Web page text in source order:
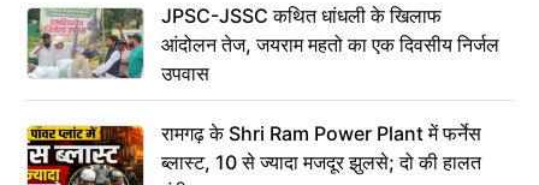
JPSC-JSSC कथित धांधली के खिलाफ
आंदोलन तेज, जयराम महतो का एक दिवसीय निर्जल
उपवास
रामगढ़ के Shri Ram Power Plant में फर्नेस
ब्लास्ट, 10 से ज्यादा मजदूर झुलसे; दो की हालत